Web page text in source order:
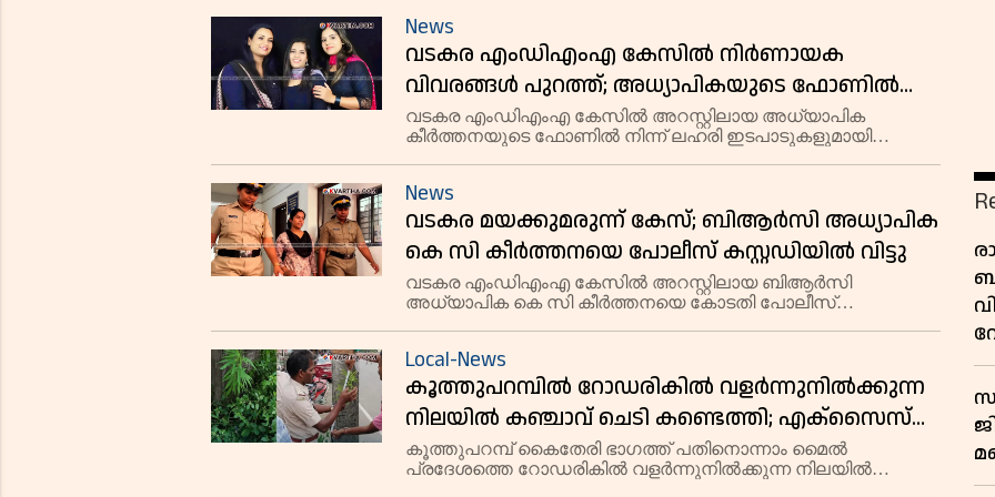
News
വടകര എംഡിഎംഎ കേസിൽ നിർണായക
വിവരങ്ങൾ പുറത്ത്; അധ്യാപികയുടെ ഫോണിൽ
നിന്ന് ലഹരി ഇടപാട് ചാറ്റുകൾ കണ്ടെത്തി
വടകര എംഡിഎംഎ കേസിൽ അറസ്റ്റിലായ അധ്യാപിക
കീർത്തനയുടെ ഫോണിൽ നിന്ന് ലഹരി ഇടപാടുകളുമായി
News
വടകര മയക്കുമരുന്ന് കേസ്; ബിആർസി അധ്യാപിക
കെ സി കീർത്തനയെ പോലീസ് കസ്റ്റഡിയിൽ വിട്ടു
വടകര എംഡിഎംഎ കേസിൽ അറസ്റ്റിലായ ബിആർസി
അധ്യാപിക കെ സി കീർത്തനയെ കോടതി പോലീസ്
Local-News
കൂത്തുപറമ്പിൽ റോഡരികിൽ വളർന്നുനിൽക്കുന്ന
നിലയിൽ കഞ്ചാവ് ചെടി കണ്ടെത്തി; എക്സൈസ്
കേസെടുത്തു
കൂത്തുപറമ്പ് കൈതേരി ഭാഗത്ത് പതിനൊന്നാം മൈൽ
പ്രദേശത്തെ റോഡരികിൽ വളർന്നുനിൽക്കുന്ന നിലയിൽ